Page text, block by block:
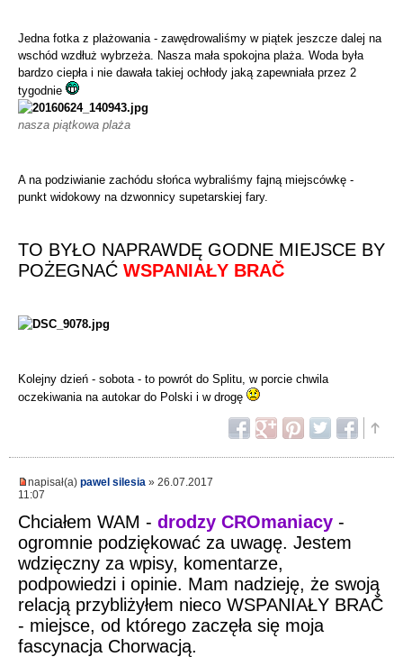
Jedna fotka z plażowania - zawędrowaliśmy w piątek jeszcze dalej na
wschód wzdłuż wybrzeża. Nasza mała spokojna plaża. Woda była
bardzo ciepła i nie dawała takiej ochłody jaką zapewniała przez 2
tygodnie
nasza piątkowa plaża
A na podziwianie zachódu słońca wybraliśmy fajną miejscówkę -
punkt widokowy na dzwonnicy supetarskiej fary.
TO BYŁO NAPRAWDĘ GODNE MIEJSCE BY
POŻEGNAĆ WSPANIAŁY BRAČ
Kolejny dzień - sobota - to powrót do Splitu, w porcie chwila
oczekiwania na autokar do Polski i w drogę
napisał(a) pawel silesia » 26.07.2017
11:07
Chciałem WAM - drodzy CROmaniacy -
ogromnie podziękować za uwagę. Jestem
wdzięczny za wpisy, komentarze,
podpowiedzi i opinie. Mam nadzieję, że swoją
relacją przybliżyłem nieco WSPANIAŁY BRAČ
- miejsce, od którego zaczęła się moja
fascynacja Chorwacją.